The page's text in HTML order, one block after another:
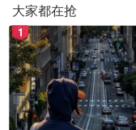
大家都在抢
1